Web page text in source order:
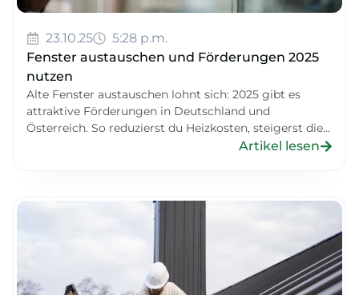
23.10.25
5:28 p.m.
Fenster austauschen und Förderungen 2025
nutzen
Alte Fenster austauschen lohnt sich: 2025 gibt es
attraktive Förderungen in Deutschland und
Österreich. So reduzierst du Heizkosten, steigerst die...
Artikel lesen